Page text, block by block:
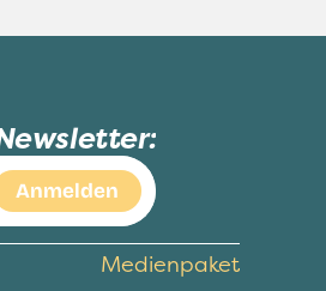
Medienpaket